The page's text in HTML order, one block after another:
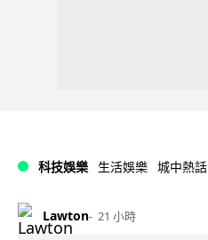
科技娛樂 生活娛樂 城中熱話
Lawton 21 小時